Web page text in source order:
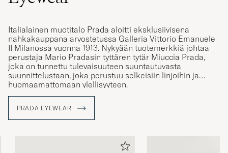
Italialainen muotitalo Prada aloitti eksklusiivisena
nahkakauppana arvostetussa Galleria Vittorio Emanuele
II Milanossa vuonna 1913. Nykyään tuotemerkkiä johtaa
perustaja Mario Pradasin tyttären tytär Miuccia Prada,
joka on tunnettu tulevaisuuteen suuntautuvasta
suunnittelustaan, joka perustuu selkeisiin linjoihin ja
huomaamattomaan ylellisyyteen.
hoviin. Tämä tunnustus antoi Pradalle mahdollisuuden
käyttää "House of Savoy" vaakunaa ja brändin logossa
italialaisen ylellisyyden suunnannäyttäjän.
PRADA EYEWEAR